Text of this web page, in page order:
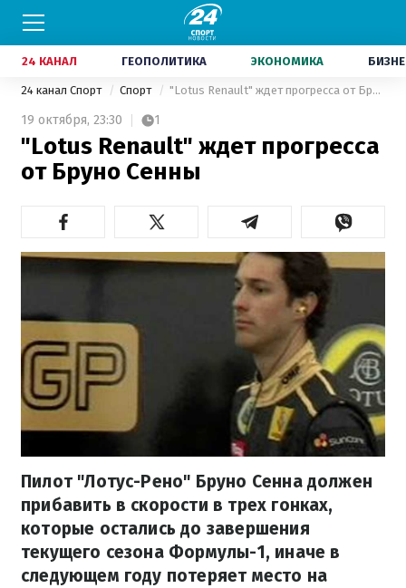
24 КАНАЛ ГЕОПОЛИТИКА ЭКОНОМИКА
24 канал Спорт Спорт "Lotus Renault" ждет прогресса от Бруно Сенны
19 октября, 23:30 1
"Lotus Renault" ждет прогресса
от Бруно Сенны
Пилот "Лотус-Рено" Бруно Сенна должен
прибавить в скорости в трех гонках,
которые остались до завершения
текущего сезона Формулы-1, иначе в
следующем году потеряет место на